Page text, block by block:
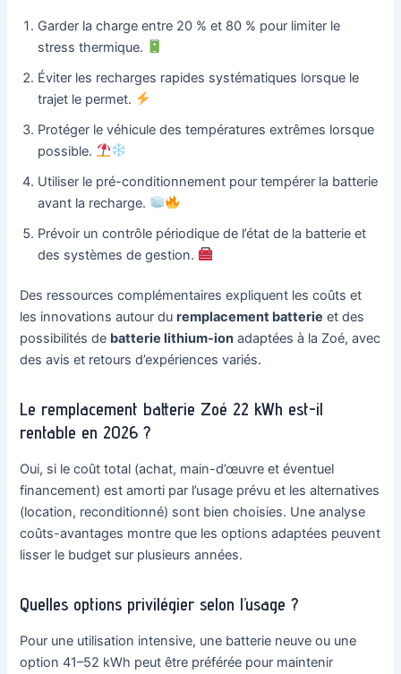
Garder la charge entre 20 % et 80 % pour limiter le
stress thermique.
Éviter les recharges rapides systématiques lorsque le
trajet le permet.
Protéger le véhicule des températures extrêmes lorsque
possible.
Utiliser le pré-conditionnement pour tempérer la batterie
avant la recharge.
Prévoir un contrôle périodique de l’état de la batterie et
des systèmes de gestion.
Des ressources complémentaires expliquent les coûts et
les innovations autour duremplacement batterie et des
possibilités de batterie lithium-ion adaptées à la Zoé, avec
des avis et retours d’expériences variés.
Le remplacement batterie Zoé 22 kWh est-il
rentable en 2026 ?
Oui, si le coût total (achat, main-d’œuvre et éventuel
financement) est amorti par l’usage prévu et les alternatives
(location, reconditionné) sont bien choisies. Une analyse
coûts-avantages montre que les options adaptées peuvent
lisser le budget sur plusieurs années.
Quelles options privilégier selon l’usage ?
Pour une utilisation intensive, une batterie neuve ou une
option 41–52 kWh peut être préférée pour maintenir